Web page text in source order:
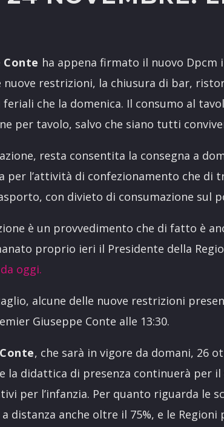
Conte ha appena firmato il nuovo Dpcm
nuove restrizioni, la chiusura di bar,
feriali che la domenica. Il consumo al
per tavolo, salvo che siano tutti
resta consentita la consegna a
per l’attività di confezionamento che di
con divieto di consumazione sul
è un provvedimento che di fatto è
proprio ieri il Presidente della
oggi.
alcune delle nuove restrizioni
Giuseppe Conte alle 13:30.
Conte, che sarà in vigore da domani, 26
la didattica di presenza continuerà per
per l’infanzia. Per quanto riguarda le
distanza anche oltre il 75%, e le